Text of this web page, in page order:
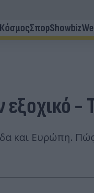
ΚόσμοςΣπορShowbiz
-
και Ευρώπη.